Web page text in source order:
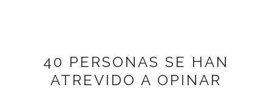
40 PERSONAS SE HAN
ATREVIDO A OPINAR